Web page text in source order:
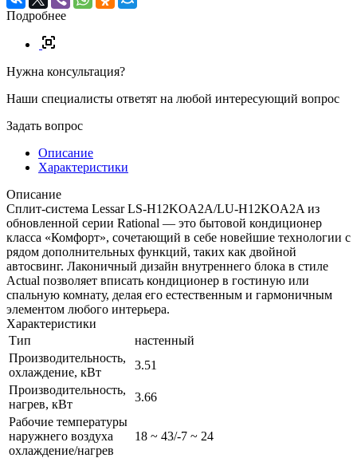
Подробнее
Нужна консультация?
Наши специалисты ответят на любой интересующий вопрос
Задать вопрос
Описание
Характеристики
Описание
Сплит-система Lessar LS-H12KOA2A/LU-H12KOA2A из
обновленной серии Rational — это бытовой кондиционер
класса «Комфорт», сочетающий в себе новейшие технологии с
рядом дополнительных функций, таких как двойной
автосвинг. Лаконичный дизайн внутреннего блока в стиле
Actual позволяет вписать кондиционер в гостиную или
спальную комнату, делая его естественным и гармоничным
элементом любого интерьера.
Характеристики
Тип
настенный
Производительность,
охлаждение, кВт
3.51
Производительность,
нагрев, кВт
3.66
Рабочие температуры
наружнего воздуха
охлаждение/нагрев
18 ~ 43/-7 ~ 24